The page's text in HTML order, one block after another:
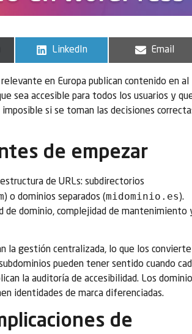
LinkedIn Email
en Europa publican contenido en al
sea accesible para todos los usuarios y
si se toman las decisiones
de empezar
de URLs: subdirectorios
) o dominios separados (midominio.es).
de dominio, complejidad de mantenimiento
la gestión centralizada, lo que los convierte
pueden tener sentido cuando
la auditoría de accesibilidad. Los
identidades de marca diferenciadas.
de